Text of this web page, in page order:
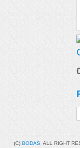
(C) BODAS . ALL RIGHT